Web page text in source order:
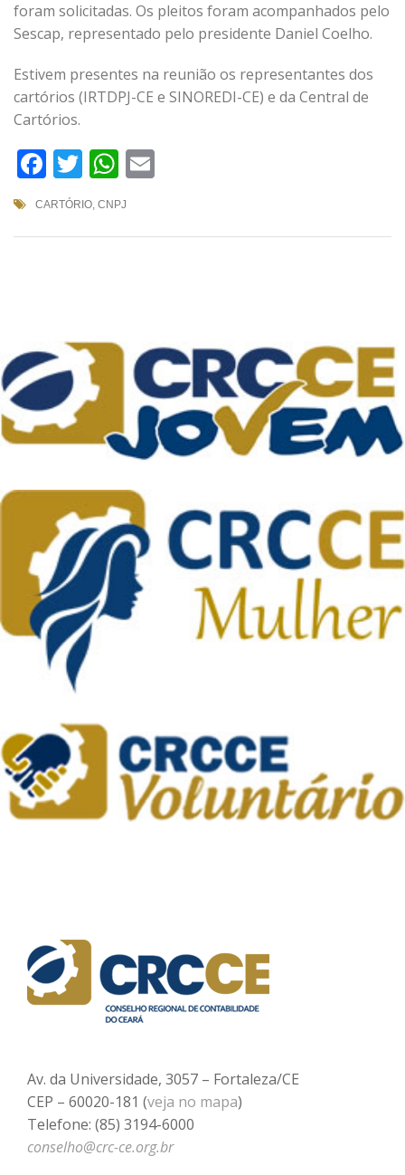
foram solicitadas. Os pleitos foram acompanhados pelo
Sescap, representado pelo presidente Daniel Coelho.
Estivem presentes na reunião os representantes dos
cartórios (IRTDPJ-CE e SINOREDI-CE) e da Central de
Cartórios.
Facebook
TwitterWhatsApp
CARTÓRIO, CNPJ
Av. da Universidade, 3057 – Fortaleza/CE
CEP – 60020-181 (veja no mapa)
Telefone: (85) 3194-6000
conselho@crc-ce.org.br